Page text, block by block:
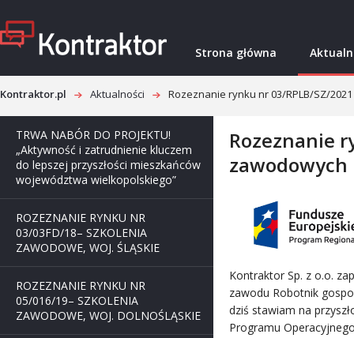
Strona główna
Kontraktor.pl Aktualności Rozeznanie rynku nr 03/RPLB/SZ/
TRWA NABÓR DO PROJEKTU!
„Aktywność i zatrudnienie kluczem
do lepszej przyszłości mieszkańców
województwa wielkopolskiego”
ROZEZNANIE RYNKU NR
03/03FD/18– SZKOLENIA
ZAWODOWE, WOJ. ŚLĄSKIE
ROZEZNANIE RYNKU NR
05/016/19– SZKOLENIA
ZAWODOWE, WOJ. DOLNOŚLĄSKIE
Rozeznanie
zawodowych
Kontraktor Sp. z o.o.
zawodu Robotnik
dziś stawiam na
Programu